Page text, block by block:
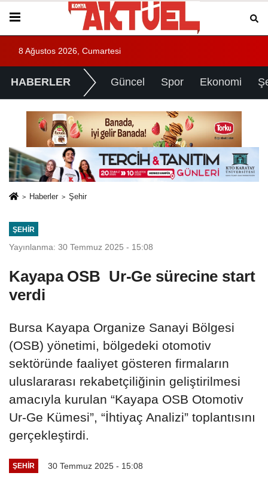
8 Ağustos 2026, Cumartesi
HABERLER Güncel Spor Ekonomi
Haberler Şehir
ŞEHIR
Yayınlanma: 30 Temmuz 2025 - 15:08
Kayapa OSB Ur-Ge sürecine start
verdi
Bursa Kayapa Organize Sanayi Bölgesi
(OSB) yönetimi, bölgedeki otomotiv
sektöründe faaliyet gösteren firmaların
uluslararası rekabetçiliğinin geliştirilmesi
amacıyla kurulan “Kayapa OSB Otomotiv
Ur-Ge Kümesi”, “İhtiyaç Analizi” toplantısını
gerçekleştirdi.
ŞEHIR 30 Temmuz 2025 - 15:08